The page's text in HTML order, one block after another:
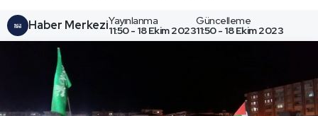
Haber MerkeziYayınlanma
11:50 - 18 Ekim 2023
Güncelleme
11:50 - 18 Ekim 2023